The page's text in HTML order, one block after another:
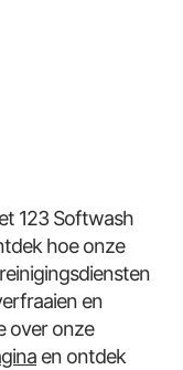
123 Softwash
hoe onze
en
over onze
en ontdek